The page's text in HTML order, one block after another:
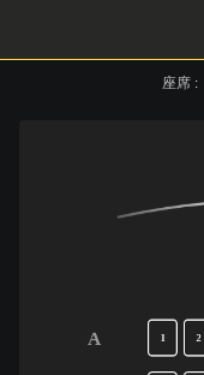
座席 :
A 1 2